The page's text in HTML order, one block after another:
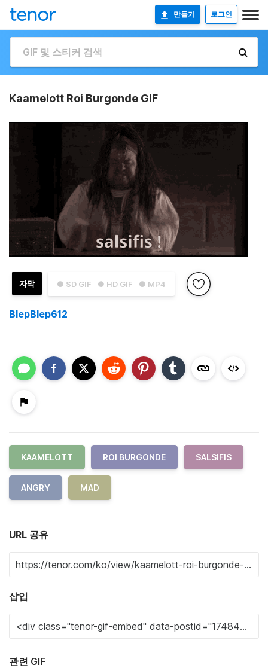
만들기 로그인
Kaamelott Roi Burgonde GIF
● SD GIF ● HD GIF ● MP4
자막
BlepBlep612
KAAMELOTT ROI BURGONDE SALSIFIS
ANGRY MAD
URL 공유
삽입
관련 GIF